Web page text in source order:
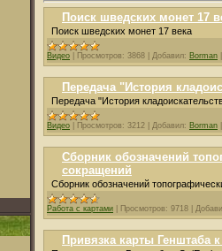
Поиск шведских монет 17
Поиск шведских монет 17 века
Видео Просмотров: 3868 Добавил: Borman
Передача "История
Передача "История
Видео Просмотров: 3212 Добавил: Borman
Cборник обозначений
сокращений
Cборник обозначений
Работа с картами Просмотров: 9718
Привязка карты Генштаба